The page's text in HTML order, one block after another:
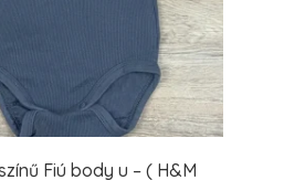
Fiú body u – ( H&M